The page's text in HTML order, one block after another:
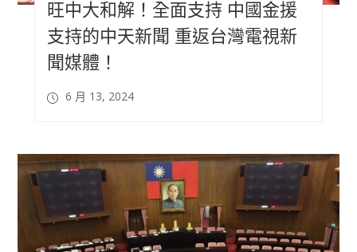
旺中大和解！全面支持 中國金援
支持的中天新聞 重返台灣電視新
聞媒體！
6 月 13, 2024